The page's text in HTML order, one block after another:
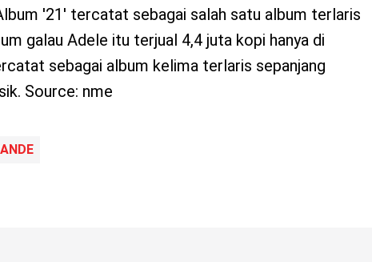
'21' tercatat sebagai salah satu album terlaris
galau Adele itu terjual 4,4 juta kopi hanya di
sebagai album kelima terlaris sepanjang
Source: nme